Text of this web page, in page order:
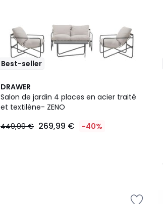
Best-seller
DRAWER
Salon de jardin 4 places en acier traité
et textilène- ZENO
449,99 € 269,99 € -40%